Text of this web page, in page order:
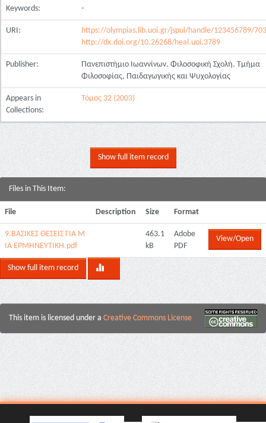
Keywords: -
URI:
https://olympias.lib.uoi.gr/jspui/handle/123456789/
http://dx.doi.org/10.26268/heal.uoi.3789
Publisher:
Πανεπιστήμιο Ιωαννίνων. Φιλοσοφική Σχολή. Τμήμα
Φιλοσοφίας, Παιδαγωγικής και Ψυχολογίας
Appears in
Collections:
Τόμος 32 (2003)
Show full item record
Files in This Item:
File Description Size Format
9.ΒΑΣΙΚΕΣ ΘΕΣΕΙΣ ΓΙΑ Μ
ΙΑ ΕΡΜΗΝΕΥΤΙΚΗ.pdf
463.1
kB
Adobe
PDF
View/Open
Show full item record
This item is licensed under a Creative Commons License